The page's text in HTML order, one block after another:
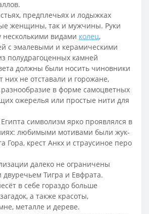
предплечьях и лодыжках
женщины, так и мужчины. Руки
несколькими видами колец,
с эмалевыми и керамическими
полудрагоценных камней
должны были носить чиновники
них не отставали и горожане,
в форме самоцветных
ожерелья или простые нити для
символизм ярко проявлялся в
любимыми мотивами были жук-
Гора, крест Анкх и страусиное перо
далеко не ограничены
Тигра и Евфрата.
в себе гораздо больше
а также красоты,
металле и дереве.